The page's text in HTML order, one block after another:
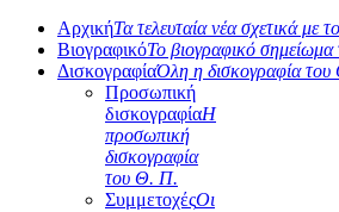
ΑρχικήΤα τελευταία νέα σχετικά με
ΒιογραφικόΤο βιογραφικό
ΔισκογραφίαΌλη η δισκογραφία
Προσωπική
δισκογραφίαΗ
προσωπική
δισκογραφία
του Θ. Π.
ΣυμμετοχέςΟι